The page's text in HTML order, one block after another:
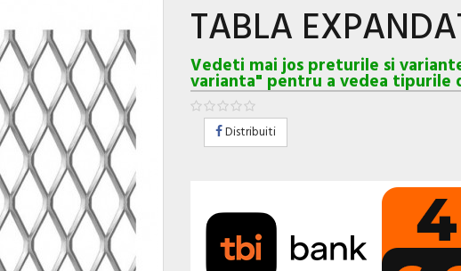
TABLA
Vedeti mai jos preturile si
varianta" pentru a vedea tipurile
Distribuiti